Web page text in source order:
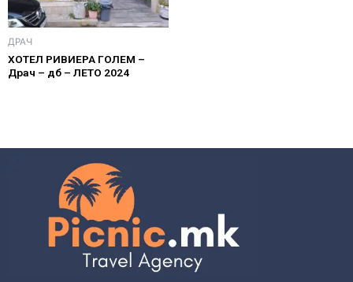
ДРАЧ
ХОТЕЛ РИВИЕРА ГОЛЕМ –
Драч – дб – ЛЕТО 2024